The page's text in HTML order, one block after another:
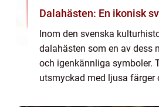
Dalahästen: En ikonisk
Inom den svenska
dalahästen som en av dess
och igenkännliga symboler.
utsmyckad med ljusa färger